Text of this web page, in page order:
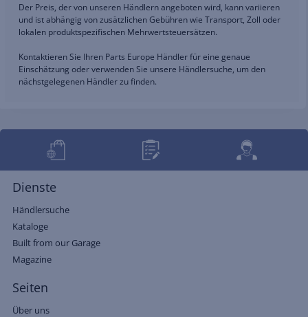
Der Preis, der von unseren Händlern angeboten wird, kann variieren
und ist abhängig von zusätzlichen Gebühren wie Transport, Zoll oder
lokalen produktspezifischen Mehrwertsteuersätzen.
Kontaktieren Sie Ihren Parts Europe Händler für eine genaue
Einschätzung oder verwenden Sie unsere Händlersuche, um den
nächstgelegenen Händler zu finden.
Dienste
Händlersuche
Kataloge
Built from our Garage
Magazine
Seiten
Über uns